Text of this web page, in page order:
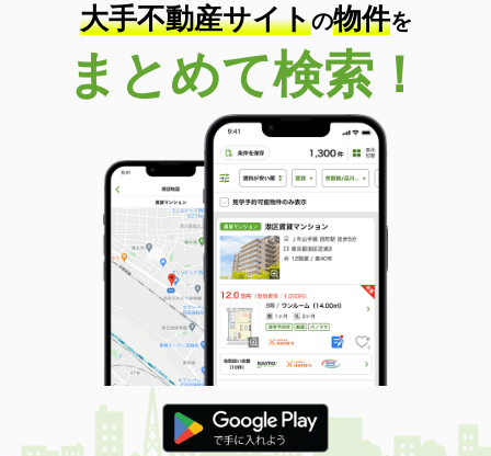
大手不動産サイトの物件を
まとめて検索！